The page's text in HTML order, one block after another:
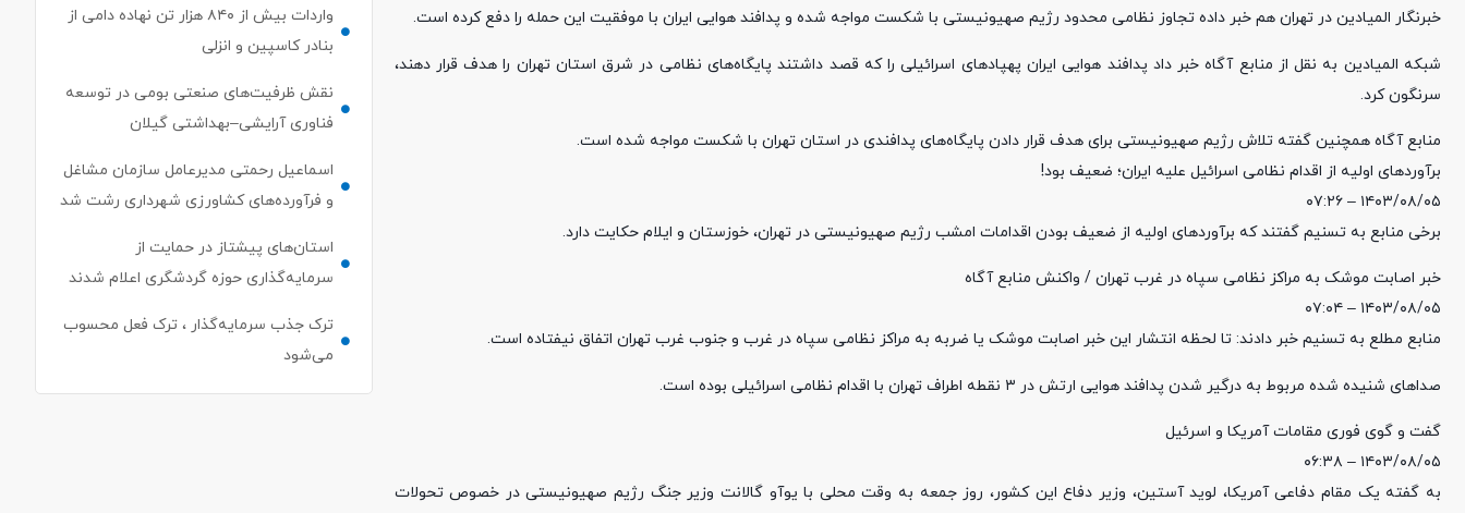
خبرنگار المیادین در تهران هم خبر داده تجاوز نظامی محدود رژیم صهیونیستی با شکست مواجه شده و پدافند هوایی ایران با موفقیت این حمله را دفع کرده است.
شبکه المیادین به نقل از منابع آگاه خبر داد پدافند هوایی ایران پهپادهای اسرائیلی را که قصد داشتند پایگاه‌های نظامی در شرق استان تهران را هدف قرار دهند،
سرنگون کرد.
منابع آگاه همچنین گفته تلاش رژیم صهیونیستی برای هدف قرار دادن پایگاه‌های پدافندی در استان تهران با شکست مواجه شده است.
برآوردهای اولیه از اقدام نظامی اسرائیل علیه ایران؛ ضعیف بود!
۱۴۰۳/۰۸/۰۵ – ۰۷:۲۶
برخی منابع به تسنیم گفتند که برآوردهای اولیه از ضعیف بودن اقدامات امشب رژیم صهیونیستی در تهران، خوزستان و ایلام حکایت دارد.
خبر اصابت موشک به مراکز نظامی سپاه در غرب تهران / واکنش منابع آگاه
۱۴۰۳/۰۸/۰۵ – ۰۷:۰۴
منابع مطلع به تسنیم خبر دادند: تا لحظه انتشار این خبر اصابت موشک یا ضربه به مراکز نظامی سپاه در غرب و جنوب غرب تهران اتفاق نیفتاده است.
صداهای شنیده شده مربوط به درگیر شدن پدافند هوایی ارتش در ۳ نقطه اطراف تهران با اقدام نظامی اسرائیلی بوده است.
گفت و گوی فوری مقامات آمریکا و اسرئیل
۱۴۰۳/۰۸/۰۵ – ۰۶:۳۸
به گفته یک مقام دفاعی آمریکا، لوید آستین، وزیر دفاع این کشور، روز جمعه به وقت محلی با یوآو گالانت وزیر جنگ رژیم صهیونیستی در خصوص تحولات
واردات بیش از ۸۴۰ هزار تن نهاده دامی از
بنادر كاسپین و انزلی
نقش ظرفیت‌های صنعتی بومی در توسعه
فناوری آرایشی–بهداشتی گیلان
اسماعیل رحمتی مدیرعامل سازمان مشاغل
و فرآورده‌های کشاورزی شهرداری رشت شد
استان‌های پیشتاز در حمایت از
سرمایه‌گذاری حوزه گردشگری اعلام شدند
ترک جذب سرمایه‌گذار ، ترک فعل محسوب
می‌شود